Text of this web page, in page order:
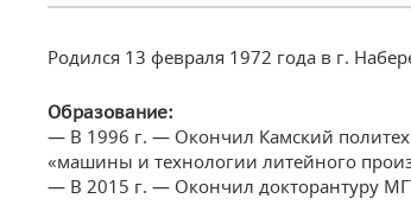
Родился 13 февраля 1972 года в г.
Образование:
— В 1996 г. — Окончил Камский
«машины и технологии литейного
— В 2015 г. — Окончил докторантуру